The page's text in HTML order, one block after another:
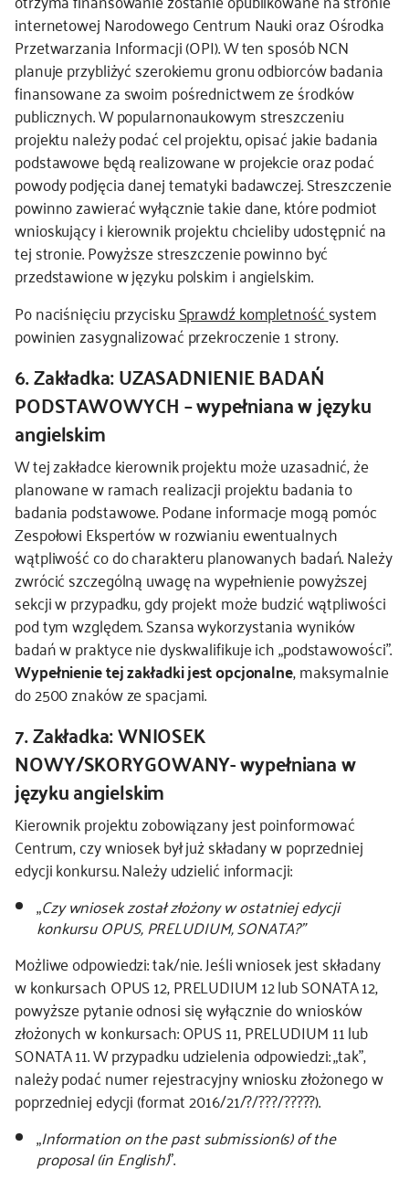
internetowej Narodowego Centrum Nauki oraz Ośrodka
Przetwarzania Informacji (OPI). W ten sposób NCN
planuje przybliżyć szerokiemu gronu odbiorców badania
finansowane za swoim pośrednictwem ze środków
publicznych. W popularnonaukowym streszczeniu
projektu należy podać cel projektu, opisać jakie badania
podstawowe będą realizowane w projekcie oraz podać
powody podjęcia danej tematyki badawczej. Streszczenie
powinno zawierać wyłącznie takie dane, które podmiot
wnioskujący i kierownik projektu chcieliby udostępnić na
tej stronie. Powyższe streszczenie powinno być
przedstawione w języku polskim i angielskim.
Po naciśnięciu przyciskuSprawdź kompletnośćsystem
powinien zasygnalizować przekroczenie 1 strony.
6. Zakładka: UZASADNIENIE BADAŃ
PODSTAWOWYCH – wypełniana w języku
angielskim
W tej zakładce kierownik projektu może uzasadnić, że
planowane w ramach realizacji projektu badania to
badania podstawowe. Podane informacje mogą pomóc
Zespołowi Ekspertów w rozwianiu ewentualnych
wątpliwość co do charakteru planowanych badań. Należy
zwrócić szczególną uwagę na wypełnienie powyższej
sekcji w przypadku, gdy projekt może budzić wątpliwości
pod tym względem. Szansa wykorzystania wyników
badań w praktyce nie dyskwalifikuje ich „podstawowości”.
Wypełnienie tej zakładki jest opcjonalne, maksymalnie
do 2500 znaków ze spacjami.
7. Zakładka: WNIOSEK
NOWY/SKORYGOWANY- wypełniana w
języku angielskim
Kierownik projektu zobowiązany jest poinformować
Centrum, czy wniosek był już składany w poprzedniej
edycji konkursu. Należy udzielić informacji:
„Czy wniosek został złożony w ostatniej edycji
konkursu OPUS, PRELUDIUM, SONATA?”
Możliwe odpowiedzi: tak/nie. Jeśli wniosek jest składany
w konkursach OPUS 12, PRELUDIUM 12 lub SONATA 12,
powyższe pytanie odnosi się wyłącznie do wniosków
złożonych w konkursach: OPUS 11, PRELUDIUM 11 lub
SONATA 11. W przypadku udzielenia odpowiedzi: „tak”,
należy podać numer rejestracyjny wniosku złożonego w
poprzedniej edycji (format 2016/21/?/???/?????).
„Information on the past submission(s) of the
proposal (in English)”.